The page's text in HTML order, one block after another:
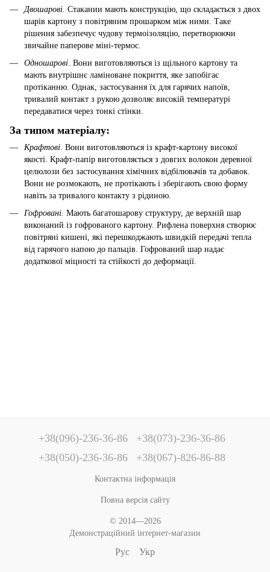
Двошарові. Стакании мають конструкцію, що складається з двох
шарів картону з повітряним прошарком між ними. Таке
рішення забезпечує чудову термоізоляцію, перетворюючи
звичайне паперове міні-термос.
Одношарові . Вони виготовляються із щільного картону та
мають внутрішнє ламіноване покриття, яке запобігає
протіканню. Однак, застосування їх для гарячих напоїв,
тривалий контакт з рукою дозволяє високій температурі
передаватися через тонкі стінки.
За типом матеріалу:
Крафтові. Вони виготовляються із крафт-картону високої
якості. Крафт-папір виготовляється з довгих волокон деревної
целюлози без застосування хімічних відбілювачів та добавок.
Вони не розмокають, не протікають і зберігають свою форму
навіть за тривалого контакту з рідиною.
Гофровані. Мають багатошарову структуру, де верхній шар
виконаний із гофрованого картону. Рифлена поверхня створює
повітряні кишені, які перешкоджають швидкій передачі тепла
від гарячого напою до пальців. Гофрований шар надає
додаткової міцності та стійкості до деформації.
+38(096)-236-36-86
+38(073)-236-36-86
+38(050)-236-36-86
+38(067)-826-86-88
Контактна інформація
Повна версія сайту
© 2014—2026
Демонстраційний інтернет-магазин
Рус Укр